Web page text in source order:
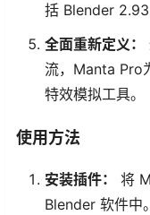
括 Blender
全面重新定义：
流，Manta Pro
特效模拟工具。
使用方法
安装插件：
将
Blender 软件中。